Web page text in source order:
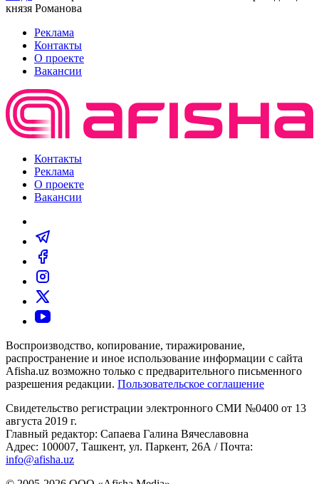
князя Романова
Реклама
Контакты
О проекте
Вакансии
Контакты
Реклама
О проекте
Вакансии
Воспроизводство, копирование, тиражирование,
распространение и иное использование информации с сайта
Afisha.uz возможно только с предварительного письменного
разрешения редакции. Пользовательское соглашение
Свидетельство регистрации электронного СМИ №0400 от 13
августа 2019 г.
Главный редактор: Сапаева Галина Вячеславовна
Адрес: 100007, Ташкент, ул. Паркент, 26А / Почта:
info@afisha.uz